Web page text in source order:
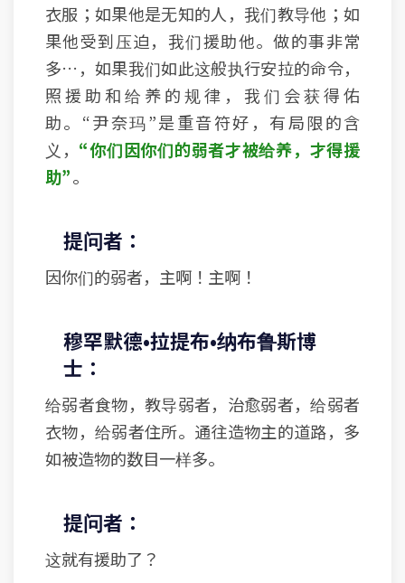
衣服；如果他是无知的人，我们教导他；如
果他受到压迫，我们援助他。做的事非常
多…，如果我们如此这般执行安拉的命令，
照援助和给养的规律，我们会获得佑
助。“尹奈玛”是重音符好，有局限的含
义， “你们因你们的弱者才被给养，才得援
助”。
提问者：
因你们的弱者，主啊！主啊！
穆罕默德•拉提布•纳布鲁斯博
士：
给弱者食物，教导弱者，治愈弱者，给弱者
衣物，给弱者住所。通往造物主的道路，多
如被造物的数目一样多。
提问者：
这就有援助了？